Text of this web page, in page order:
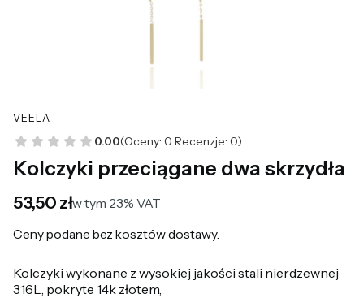
VEELA
0.00(Oceny: 0 Recenzje: 0)
Kolczyki przeciągane dwa skrzydła
Cena
53,50 złw tym 23% VAT
w tym 23% VAT
Ceny podane bez kosztów dostawy.
Kolczyki wykonane z wysokiej jakości stali nierdzewnej
316L, pokryte 14k złotem,